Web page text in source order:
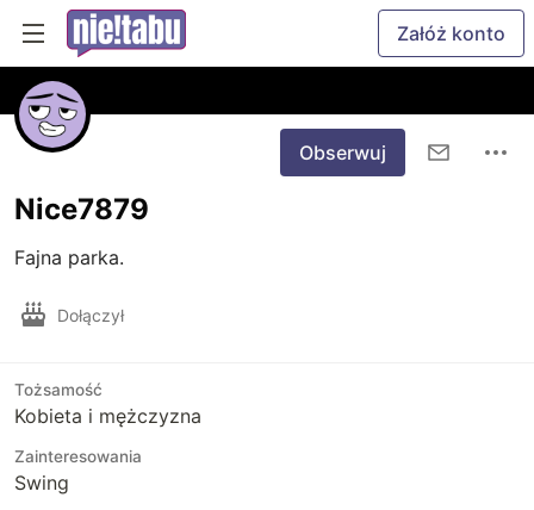
Załóż konto
Obserwuj
Nice7879
Fajna parka.
Dołączył
Tożsamość
Kobieta i mężczyzna
Zainteresowania
Swing